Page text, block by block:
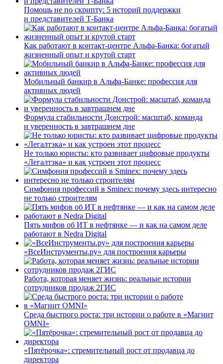
Помощь не по скрипту: 5 историй поддержки
и представителей Т-Банка
Как работают в контакт-центре Альфа-Банка: богатый
жизненный опыт и крутой старт
Мобильный банкир в Альфа-Банке: профессия для
активных людей
Формула стабильности Донстрой: масштаб, команда
и уверенность в завтрашнем дне
Не только юристы: кто развивает цифровые продукты
«Легалтэка» и как устроен этот процесс
Симфония профессий в Sminex: почему здесь интересно
не только строителям
Пять мифов об ИТ в нефтянке — и как на самом деле
работают в Nedra Digital
«ВсеИнструменты.ру» для построения карьеры
Работа, которая меняет жизнь: реальные истории
сотрудников продаж 2ГИС
Среда быстрого роста: три истории о работе в «Магнит
OMNI»
«Пятёрочка»: стремительный рост от продавца до
директора